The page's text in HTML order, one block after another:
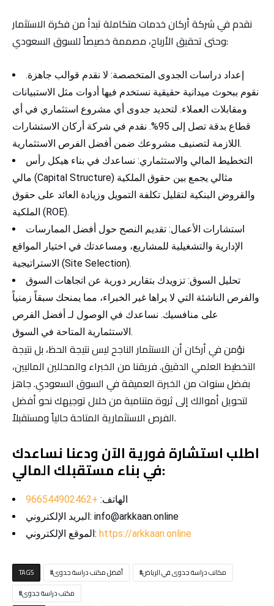
نقدم في شركة أركان خدمات متكاملة تبدأ من فكرة الاستثمار
وحتى تحقيق الأرباح، مصممة خصيصاً للسوق السعودي:
إعداد دراسات الجدوى المتخصصة: لا نقدم قوالب جاهزة.
نقوم ببحوث ميدانية حقيقية نستخدم فيها أدوات مثل الاستبيانات
ومقابلات العملاء. لتحديد جدوى أي مشروع استثماري في أي
قطاع بدقة تصل إلى 95%. نقدم في شركة أركان الاستشارات
اللازمة لتصنيف مشروعك ضمن أفضل الفرص الاستثمارية.
التخطيط المالي والاستثماري: نساعدك في بناء هيكل رأس
مالي (Capital Structure) مثالي يجمع بين حقوق الملكية
والقروض البنكية لتقليل تكلفة التمويل وزيادة العائد على حقوق
الملكية (ROE).
استشارات الأعمال: تقديم النصح حول أفضل الممارسات
الإدارية والتشغيلية للمشاريع، ومساعدتك في اختيار المواقع
الاستراتيجية (Site Selection).
تحليل السوق: تزويدك بتقارير دورية عن اتجاهات السوق
والفرص الناشئة التي لا يراها غير الخبراء، مما يمنحك سبقاً زمنياً
على منافسيك. نساعدك في الوصول لـ أفضل الفرص
الاستثمارية المتاحة في السوق.
نؤمن في أركان أن الاستثمار الناجح ليس نتيجة الحظ، بل نتيجة
التخطيط العلمي الدقيق. فريقنا من الخبراء والمحللين الماليين،
بفضل سنوات من الخبرة العميقة في السوق السعودي. جاهز
لتحويل أموالك إلى ثروة متنامية من خلال توجيهك نحو أفضل
الفرص الاستثمارية المتاحة حالياً ومستقبلاً.
اطلب استشارة فورية الآن ودعنا نساعدك
في بناء مستقبلك المالي:
الهاتف: +966544902462
البريد الإلكتروني: info@arkkaan.online
الموقع الإلكتروني: https://arkkaan.online
TAGS أفضل مكتب دراسة جدوى
مكاتب دراسة جدوى في الرياض
مكتب دراسة جدوى